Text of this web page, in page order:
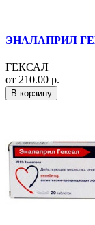
ЭНАЛАПРИЛ
ГЕКСАЛ
от 210.00 р.
В корзину